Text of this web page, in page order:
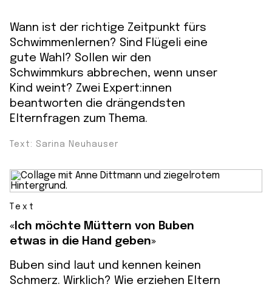
Wann ist der richtige Zeitpunkt fürs
Schwimmenlernen? Sind Flügeli eine
gute Wahl? Sollen wir den
Schwimmkurs abbrechen, wenn unser
Kind weint? Zwei Expert:innen
beantworten die drängendsten
Elternfragen zum Thema.
Text: Sarina Neuhauser
Text
«Ich möchte Müttern von Buben
etwas in die Hand geben»
Buben sind laut und kennen keinen
Schmerz. Wirklich? Wie erziehen Eltern